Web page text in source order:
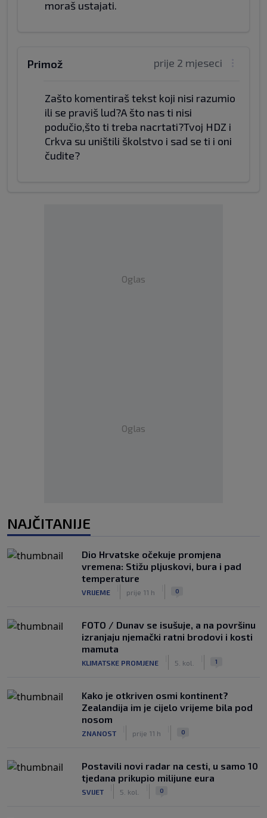
moraš ustajati.
prije 2 mjeseci
Primož
Zašto komentiraš tekst koji nisi razumio
ili se praviš lud?A što nas ti nisi
podučio,što ti treba nacrtati?Tvoj HDZ i
Crkva su uništili školstvo i sad se ti i oni
čudite?
Oglas
Oglas
NAJČITANIJE
Dio Hrvatske očekuje promjena
vremena: Stižu pljuskovi, bura i pad
temperature
VRIJEME prije 11 h 0
FOTO / Dunav se isušuje, a na površinu
izranjaju njemački ratni brodovi i kosti
mamuta
KLIMATSKE PROMJENE 5. kol. 1
Kako je otkriven osmi kontinent?
Zealandija im je cijelo vrijeme bila pod
nosom
ZNANOST prije 11 h 0
Postavili novi radar na cesti, u samo 10
tjedana prikupio milijune eura
SVIJET 5. kol. 0